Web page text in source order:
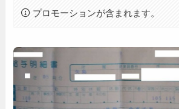
プロモーションが含まれます。